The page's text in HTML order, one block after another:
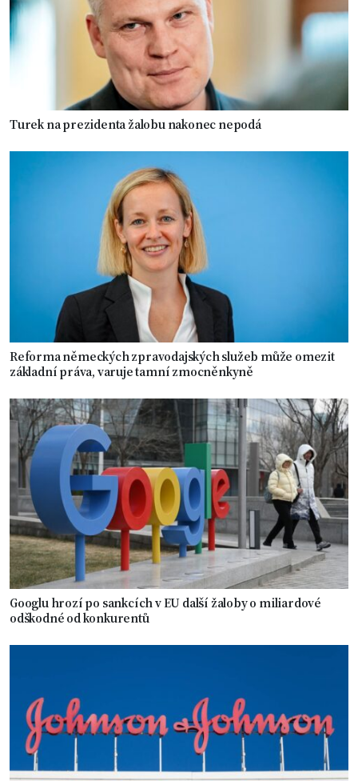
Turek na prezidenta žalobu nakonec nepodá
Reforma německých zpravodajských služeb může omezit
základní práva, varuje tamní zmocněnkyně
Googlu hrozí po sankcích v EU další žaloby o miliardové
odškodné od konkurentů